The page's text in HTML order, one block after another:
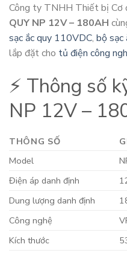
Công ty TNHH Thiết bị Cơ
QUY NP 12V – 180AH
sạc ắc quy 110VDC, bộ
lắp đặt cho tủ điện công
⚡ Thông số
NP 12V –
THÔNG SỐ
Model
Điện áp danh định
Dung lượng danh định
Công nghệ
Kích thước